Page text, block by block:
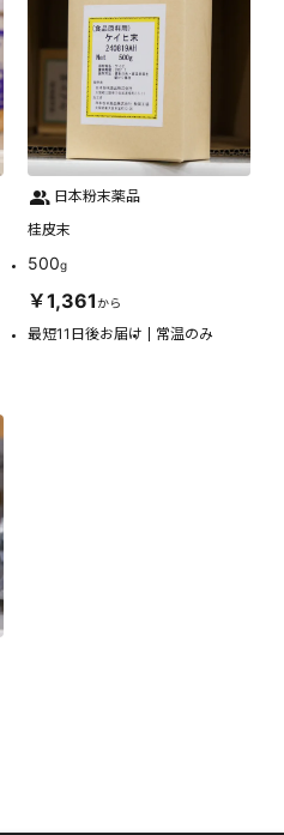
日本粉末薬品
桂皮末
500g
￥1,361から
最短11日後お届け 常温のみ